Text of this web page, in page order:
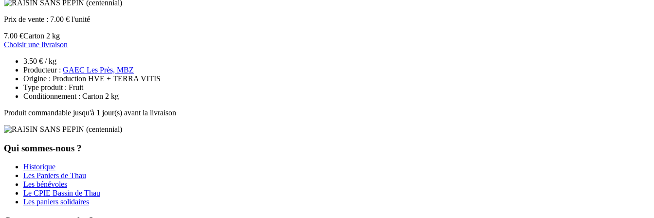
Prix de vente : 7.00 € l'unité
7.00 €Carton 2 kg
Choisir une livraison
3.50 € / kg
Producteur : GAEC Les Près, MBZ
Origine : Production HVE + TERRA VITIS
Type produit : Fruit
Conditionnement : Carton 2 kg
Produit commandable jusqu'à 1 jour(s) avant la livraison
Qui sommes-nous ?
Historique
Les Paniers de Thau
Les bénévoles
Le CPIE Bassin de Thau
Les paniers solidaires